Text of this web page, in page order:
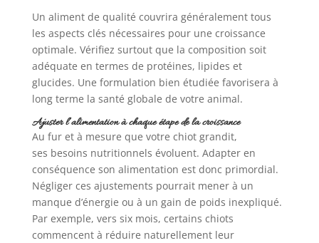
Un aliment de qualité couvrira généralement tous
les aspects clés nécessaires pour une croissance
optimale. Vérifiez surtout que la composition soit
adéquate en termes de protéines, lipides et
glucides. Une formulation bien étudiée favorisera à
long terme la santé globale de votre animal.
Ajuster l’alimentation à chaque étape de la croissance
Au fur et à mesure que votre chiot grandit,
ses besoins nutritionnels évoluent. Adapter en
conséquence son alimentation est donc primordial.
Négliger ces ajustements pourrait mener à un
manque d’énergie ou à un gain de poids inexpliqué.
Par exemple, vers six mois, certains chiots
commencent à réduire naturellement leur